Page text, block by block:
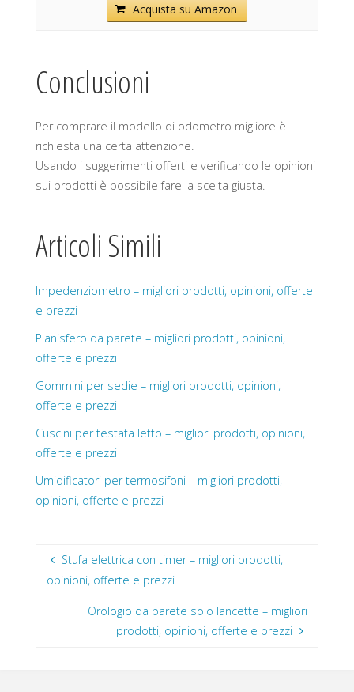
Acquista su Amazon
Conclusioni
Per comprare il modello di odometro migliore è
richiesta una certa attenzione.
Usando i suggerimenti offerti e verificando le opinioni
sui prodotti è possibile fare la scelta giusta.
Articoli Simili
Impedenziometro – migliori prodotti, opinioni, offerte
e prezzi
Planisfero da parete – migliori prodotti, opinioni,
offerte e prezzi
Gommini per sedie – migliori prodotti, opinioni,
offerte e prezzi
Cuscini per testata letto – migliori prodotti, opinioni,
offerte e prezzi
Umidificatori per termosifoni – migliori prodotti,
opinioni, offerte e prezzi
Stufa elettrica con timer – migliori prodotti,
opinioni, offerte e prezzi
Orologio da parete solo lancette – migliori
prodotti, opinioni, offerte e prezzi